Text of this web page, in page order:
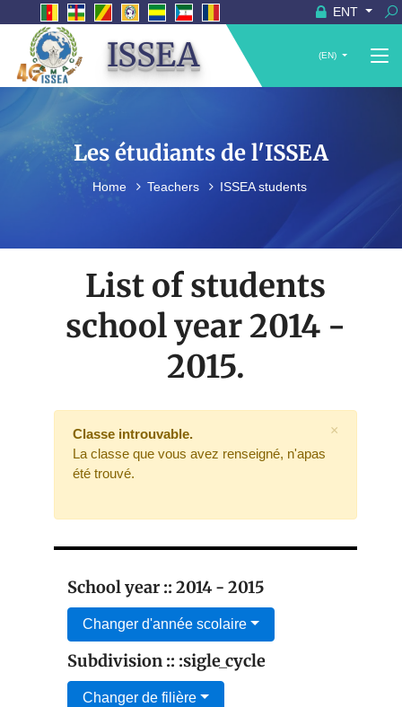
ENT
ISSEA (EN)
Les étudiants de l'ISSEA
Home Teachers ISSEA students
List of students
school year 2014 -
2015.
Classe introuvable.
La classe que vous avez renseigné, n'apas
été trouvé.
×
School year :: 2014 - 2015
Changer d'année scolaire
Subdivision :: :sigle_cycle
Changer de filière